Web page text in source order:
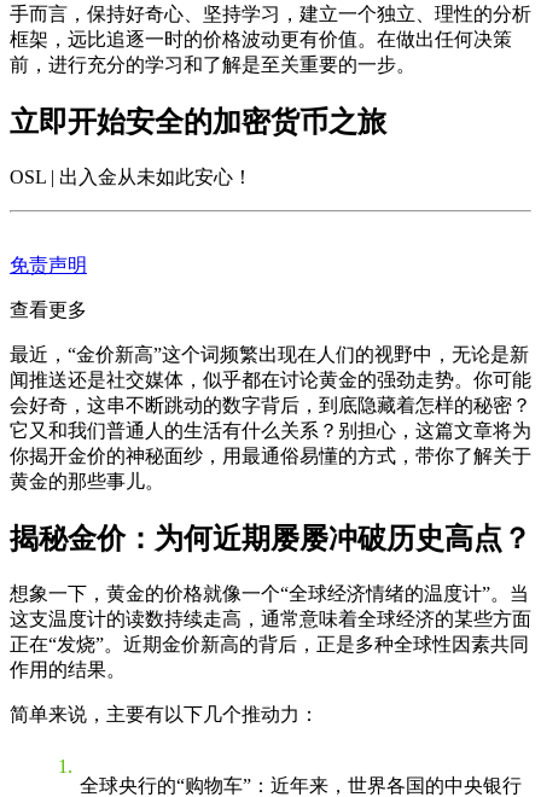
手而言，保持好奇心、坚持学习，建立一个独立、理性的分析
框架，远比追逐一时的价格波动更有价值。在做出任何决策
前，进行充分的学习和了解是至关重要的一步。
立即开始安全的加密货币之旅
OSL | 出入金从未如此安心 ！
免责声明
查看更多
最近，“金价新高”这个词频繁出现在人们的视野中，无论是新
闻推送还是社交媒体，似乎都在讨论黄金的强劲走势。你可能
会好奇，这串不断跳动的数字背后，到底隐藏着怎样的秘密？
它又和我们普通人的生活有什么关系？别担心，这篇文章将为
你揭开金价的神秘面纱，用最通俗易懂的方式，带你了解关于
黄金的那些事儿。
揭秘金价：为何近期屡屡冲破历史高点？
想象一下，黄金的价格就像一个“全球经济情绪的温度计”。当
这支温度计的读数持续走高，通常意味着全球经济的某些方面
正在“发烧”。近期金价新高的背后，正是多种全球性因素共同
作用的结果。
简单来说，主要有以下几个推动力：
全球央行的“购物车” ：近年来，世界各国的中央银行